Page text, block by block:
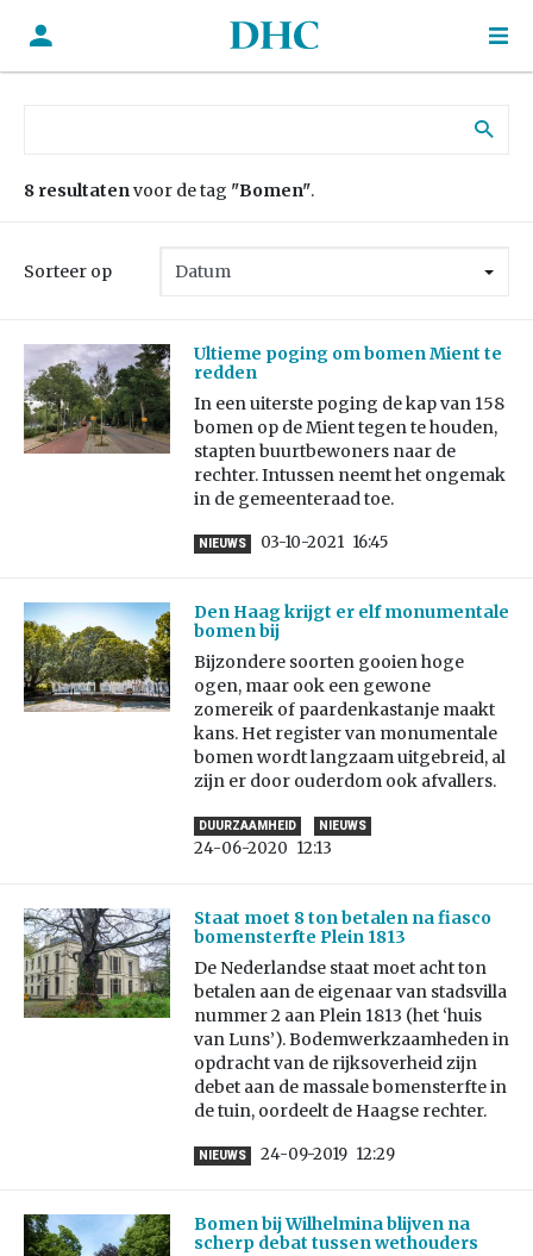
8 resultatenvoor de tag "Bomen".
Sorteer op
Ultieme poging om bomen Mient te
redden
In een uiterste poging de kap van 158
bomen op de Mient tegen te houden,
stapten buurtbewoners naar de
rechter. Intussen neemt het ongemak
in de gemeenteraad toe.
NIEUWS 03-10-2021 16:45
Den Haag krijgt er elf monumentale
bomen bij
Bijzondere soorten gooien hoge
ogen, maar ook een gewone
zomereik of paardenkastanje maakt
kans. Het register van monumentale
bomen wordt langzaam uitgebreid, al
zijn er door ouderdom ook afvallers.
DUURZAAMHEID NIEUWS
24-06-2020 12:13
Staat moet 8 ton betalen na fiasco
bomensterfte Plein 1813
De Nederlandse staat moet acht ton
betalen aan de eigenaar van stadsvilla
nummer 2 aan Plein 1813 (het ‘huis
van Luns’). Bodemwerkzaamheden in
opdracht van de rijksoverheid zijn
debet aan de massale bomensterfte in
de tuin, oordeelt de Haagse rechter.
NIEUWS 24-09-2019 12:29
Bomen bij Wilhelmina blijven na
scherp debat tussen wethouders